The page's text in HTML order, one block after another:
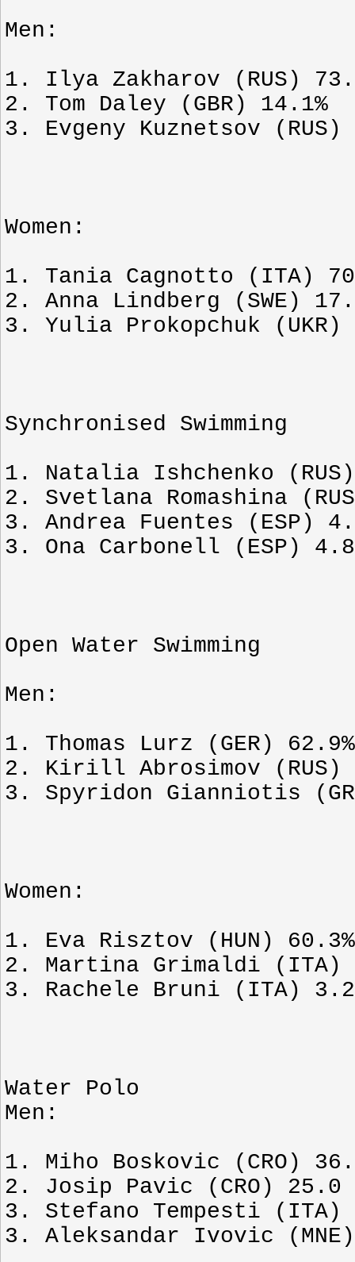
Men:
1. Ilya Zakharov (RUS)
2. Tom Daley (GBR) 14.1%
3. Evgeny Kuznetsov (RUS)
Women:
1. Tania Cagnotto (ITA)
2. Anna Lindberg (SWE)
3. Yulia Prokopchuk (UKR)
Synchronised Swimming
1. Natalia Ishchenko (RUS)
2. Svetlana Romashina
3. Andrea Fuentes (ESP)
3. Ona Carbonell (ESP)
Open Water Swimming
Men:
1. Thomas Lurz (GER) 62.9%
2. Kirill Abrosimov (RUS)
3. Spyridon Gianniotis
Women:
1. Eva Risztov (HUN) 60.3%
2. Martina Grimaldi (ITA)
3. Rachele Bruni (ITA)
Water Polo
Men:
1. Miho Boskovic (CRO)
2. Josip Pavic (CRO) 25.0
3. Stefano Tempesti (ITA)
3. Aleksandar Ivovic (MNE)